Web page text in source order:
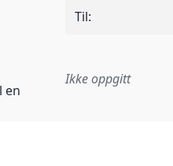
Til:
en implementasjonsregel
Ikke oppgitt